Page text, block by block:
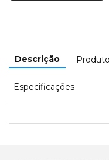
Descrição
Especificações